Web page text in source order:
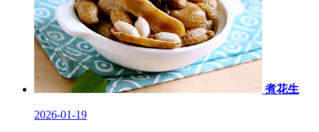
煮花生
2026-01-19